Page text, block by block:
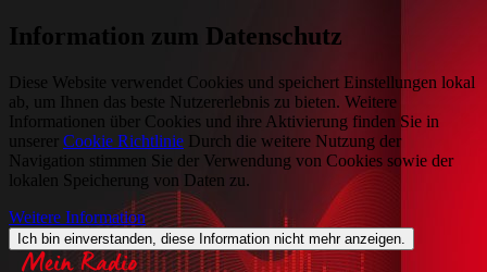
Information zum Datenschutz
Diese Website verwendet Cookies und speichert Einstellungen lokal
ab, um Ihnen das beste Nutzererlebnis zu bieten. Weitere
Informationen über Cookies und ihre Aktivierung finden Sie in
unserer Cookie Richtlinie Durch die weitere Nutzung der
Navigation stimmen Sie der Verwendung von Cookies sowie der
lokalen Speicherung von Daten zu.
Weitere Information
Ich bin einverstanden, diese Information nicht mehr anzeigen.